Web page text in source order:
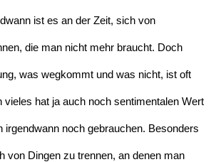
ist es an der Zeit, sich von
die man nicht mehr braucht. Doch
was wegkommt und was nicht, ist oft
vieles hat ja auch noch sentimentalen Wert
irgendwann noch gebrauchen. Besonders
von Dingen zu trennen, an denen man